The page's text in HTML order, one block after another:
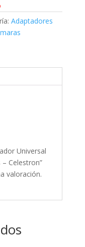
Adaptadores
Universal
Celestron”
valoración.